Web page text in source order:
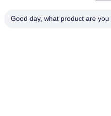
ΜΑΣ ΕΛΆΤΕ
Good day, what product are